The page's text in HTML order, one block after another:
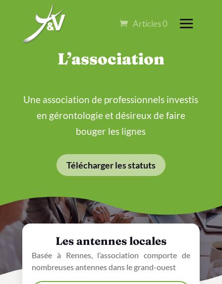
Articles 0
L’association
Une association de professionnels investis
en gérontologie et désireux de faire
bouger les lignes
Télécharger les statuts
Les antennes locales
Basée à Rennes, l’association comporte de
nombreuses antennes dans le grand-ouest